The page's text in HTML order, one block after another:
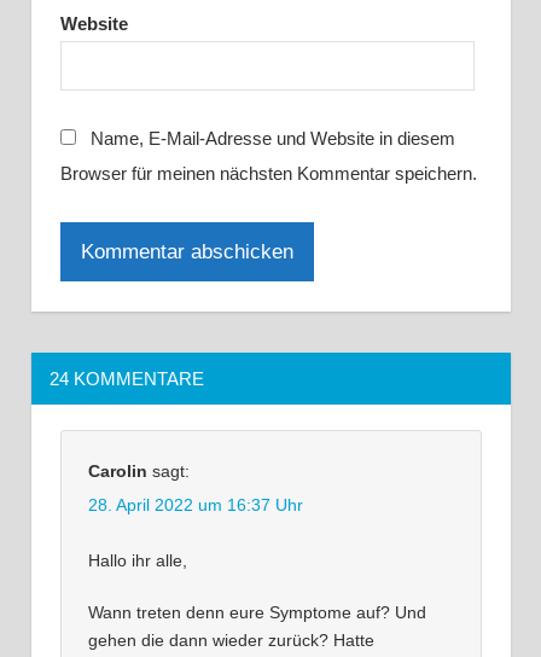
Website
Name, E-Mail-Adresse und Website in diesem
Browser für meinen nächsten Kommentar speichern.
24 KOMMENTARE
Carolin sagt:
28. April 2022 um 16:37 Uhr
Hallo ihr alle,
Wann treten denn eure Symptome auf? Und
gehen die dann wieder zurück? Hatte